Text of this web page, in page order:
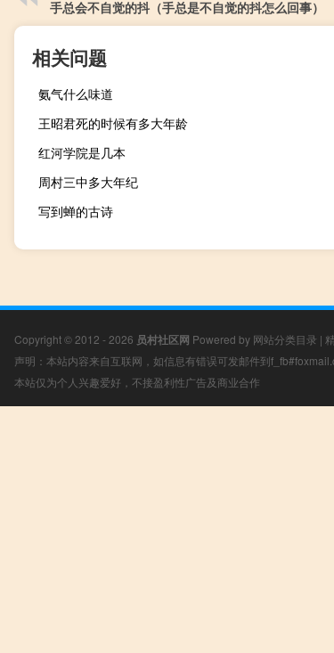
手总会不自觉的抖（手总是不自觉的抖怎么回事）
相关问题
氨气什么味道
王昭君死的时候有多大年龄
红河学院是几本
周村三中多大年纪
写到蝉的古诗
Copyright © 2012 - 2026 员村社区网 Powered by 网站分类目录 |
声明：本站内容来自互联网，如信息有错误可发邮件到
本站仅为个人兴趣爱好，不接盈利性广告及商业合作